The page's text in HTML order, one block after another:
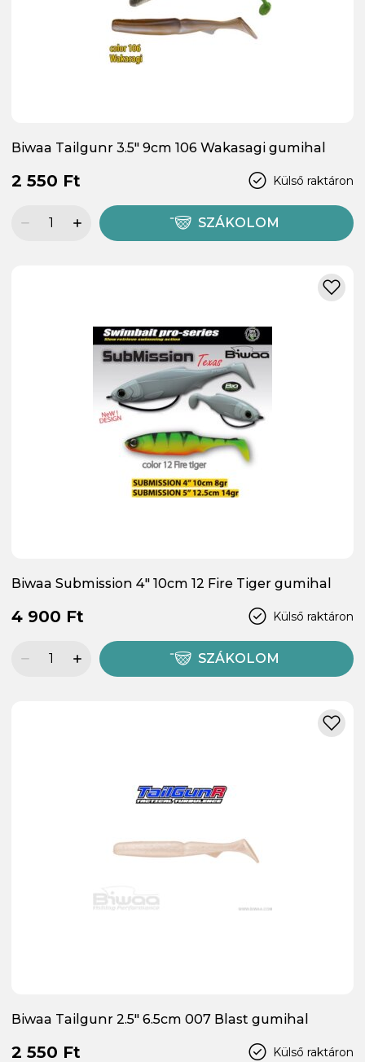
Biwaa Tailgunr 3.5" 9cm 106 Wakasagi gumihal
Külső raktáron
2 550 Ft
SZÁKOLOM
Biwaa Submission 4" 10cm 12 Fire Tiger gumihal
Külső raktáron
4 900 Ft
SZÁKOLOM
Biwaa Tailgunr 2.5" 6.5cm 007 Blast gumihal
Külső raktáron
2 550 Ft